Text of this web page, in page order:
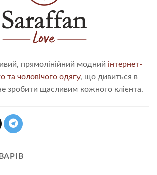
прямолінійний модний інтернет-
та чоловічого одягу, що дивиться в
зробити щасливим кожного клієнта.